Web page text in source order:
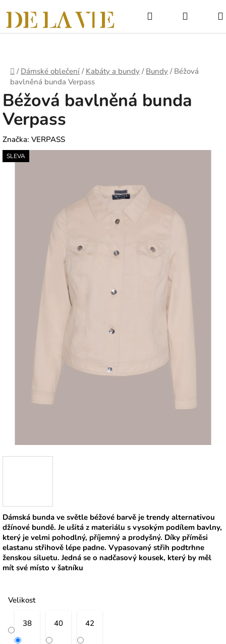
na
obsah
NÁKUPNÍ
KOŠÍK
Domů
/ Dámské oblečení / Kabáty a bundy / Bundy / Béžová
bavlněná bunda Verpass
Dámská bunda ve světle béžové barvě je trendy alternativou
džínové bundě. Je ušitá z materiálu s vysokým podílem bavlny,
který je velmi pohodlný, příjemný a prodyšný. Díky příměsi
elastanu střihově lépe padne. Vypasovaný střih podtrhne
ženskou siluetu. Jedná se o nadčasový kousek, který by měl
mít své místo v šatníku
Velikost
38 40 42
Béžová bavlněná bunda
Verpass
Značka: VERPASS
SLEVA